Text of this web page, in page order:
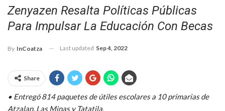
Zenyazen Resalta Políticas Públicas
Para Impulsar La Educación Con Becas
By InCoatza Last updated Sep 4, 2022
Share
• Entregó 814 paquetes de útiles escolares a 10 primarias de
Atzalan, Las Minas y Tatatila.